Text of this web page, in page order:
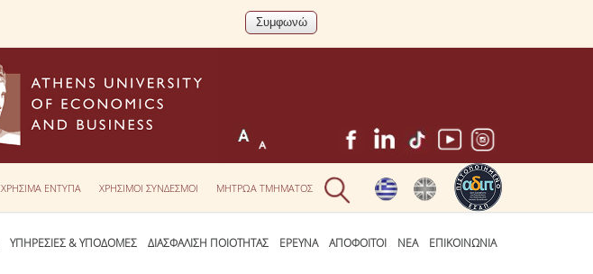
ΧΡΗΣΙΜΑ ΕΝΤΥΠΑ ΧΡΗΣΙΜΟΙ ΣΥΝΔΕΣΜΟΙ ΜΗΤΡΩΑ ΤΜΗΜΑΤΟΣ
ΥΠΗΡΕΣΙΕΣ & ΥΠΟΔΟΜΕΣ ΔΙΑΣΦΑΛΙΣΗ ΠΟΙΟΤΗΤΑΣ ΕΡΕΥΝΑ ΑΠΟΦΟΙΤΟΙ ΝΕΑ ΕΠΙΚΟΙΝΩΝΙΑ